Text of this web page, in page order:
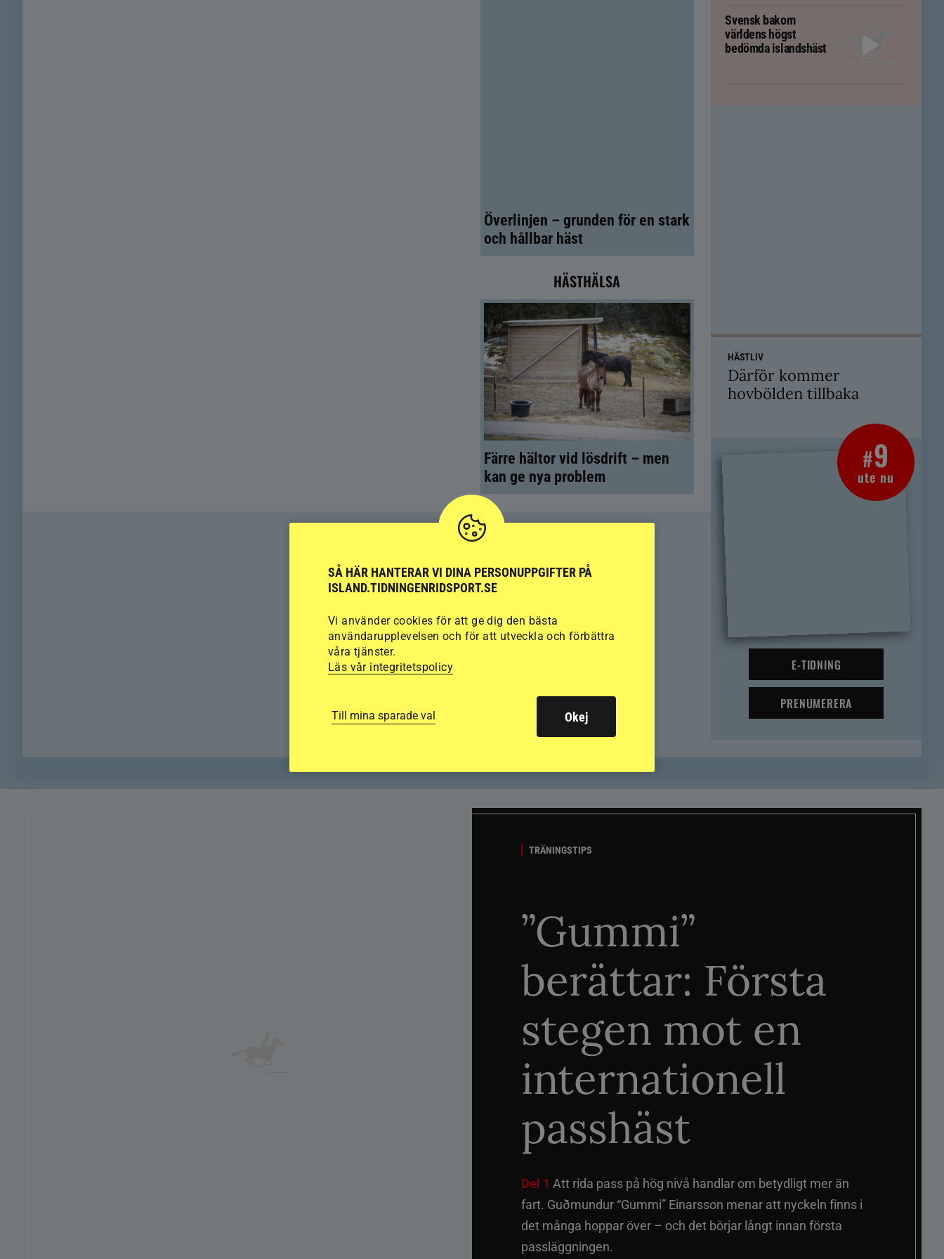
Överlinjen – grunden för en stark
och hållbar häst
HÄSTHÄLSA
Färre hältor vid lösdrift – men
kan ge nya problem
Svensk bakom
världens högst
bedömda islandshäst
HÄSTLIV
Därför kommer
hovbölden tillbaka
#9
ute nu
E-TIDNING
PRENUMERERA
TRÄNINGSTIPS
”Gummi”
berättar: Första
stegen mot en
internationell
passhäst
Del 1 Att rida pass på hög nivå handlar om betydligt mer än
fart. Guðmundur “Gummi” Einarsson menar att nyckeln finns i
det många hoppar över – och det börjar långt innan första
passläggningen.
SÅ HÄR HANTERAR VI DINA PERSONUPPGIFTER PÅ
ISLAND.TIDNINGENRIDSPORT.SE
Vi använder cookies för att ge dig den bästa
användarupplevelsen och för att utveckla och förbättra
våra tjänster.
Läs vår integritetspolicy
Till mina sparade val Okej